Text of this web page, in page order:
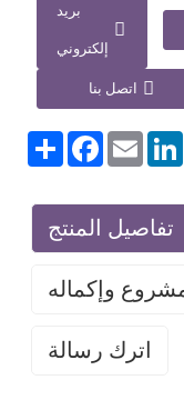
بريد
إلكتروني
اتصل بنا
يشاركفيسبوكبريد
تفاصيل المنتج
وإكماله
اترك رسالة